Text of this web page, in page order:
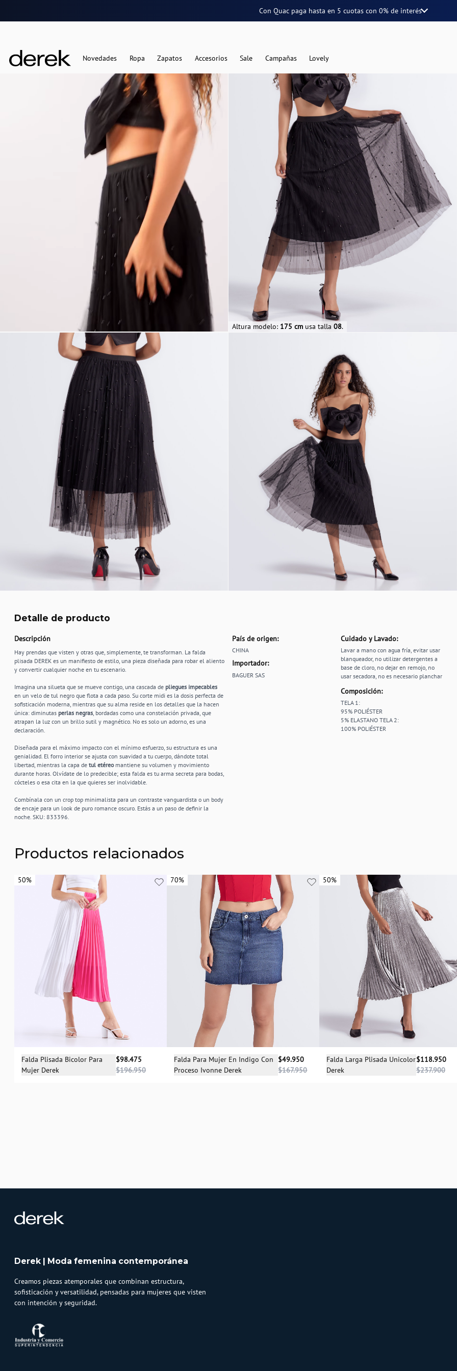
Con Quac paga hasta en 5 cuotascon 0% de interés
Novedades Ropa Zapatos Accesorios Sale Campañas Lovely
Altura modelo: 175 cm usa talla08.
Detalle de producto
Descripción
Hay prendas que visten y otras que, simplemente, te transforman. La falda
plisada DEREK es un manifiesto de estilo, una pieza diseñada para robar el aliento
y convertir cualquier noche en tu escenario.
Imagina una silueta que se mueve contigo, una cascada de pliegues impecables
en un velo de tul negro que flota a cada paso. Su corte midi es la dosis perfecta de
sofisticación moderna, mientras que su alma reside en los detalles que la hacen
única: diminutas perlas negras , bordadas como una constelación privada, que
atrapan la luz con un brillo sutil y magnético. No es solo un adorno, es una
declaración.
Diseñada para el máximo impacto con el mínimo esfuerzo, su estructura es una
genialidad. El forro interior se ajusta con suavidad a tu cuerpo, dándote total
libertad, mientras la capa de tul etéreomantiene su volumen y movimiento
durante horas. Olvídate de lo predecible; esta falda es tu arma secreta para bodas,
cócteles o esa cita en la que quieres ser inolvidable.
Combínala con un crop top minimalista para un contraste vanguardista o un body
de encaje para un look de puro romance oscuro. Estás a un paso de definir la
noche. SKU: 833396.
País de origen:
CHINA
Importador:
BAGUER SAS
Cuidado y Lavado:
Lavar a mano con agua fría, evitar usar
blanqueador, no utilizar detergentes a
base de cloro, no dejar en remojo, no
usar secadora, no es necesario planchar
Composición:
TELA 1:
95% POLIÉSTER
5% ELASTANO TELA 2:
100% POLIÉSTER
Productos relacionados
50%
50%
Selecciona una talla
Falda Plisada Bicolor Para
Mujer Derek
$98.475
$196.950
70%
70%
Selecciona una talla
04
Falda Para Mujer En Indigo Con
Proceso Ivonne Derek
$49.950
$167.950
50%
50%
Selecciona una talla
Falda Larga Plisada Unicolor
Derek
$118.950
$237.900
Derek | Moda femenina contemporánea
Creamos piezas atemporales que combinan estructura,
sofisticación y versatilidad, pensadas para mujeres que visten
con intención y seguridad.